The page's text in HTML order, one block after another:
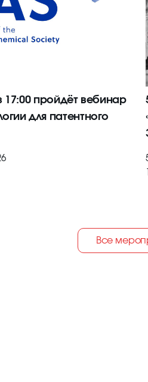
17:00 пройдёт вебинар
для патентного
Все